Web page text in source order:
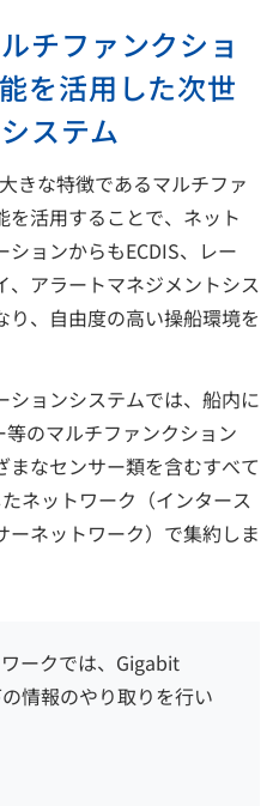
チファンクショ
を活用した次世
ステム
きな特徴であるマルチファ
を活用することで、ネット
ョンからもECDIS、レー
、アラートマネジメントシス
、自由度の高い操船環境を
ションシステムでは、船内に
のマルチファンクション
なセンサー類を含むすべて
ネットワーク（インタース
ネットワーク）で集約しま
ークでは、Gigabit
情報のやり取りを行い